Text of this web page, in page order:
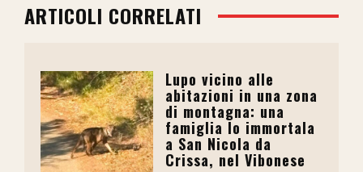
ARTICOLI CORRELATI
Lupo vicino alle
abitazioni in una zona
di montagna: una
famiglia lo immortala
a San Nicola da
Crissa, nel Vibonese